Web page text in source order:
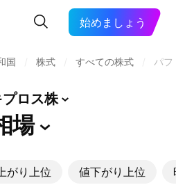
始めましょう
国 株式 すべての株式 パフ
プロス株
場
がり上位 値下がり上位